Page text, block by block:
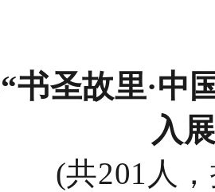
“书圣故里·中
入
(共201人